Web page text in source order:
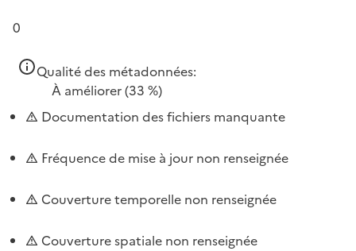
0
Qualité des métadonnées:
À améliorer(33 %)
Documentation des fichiers manquante
Fréquence de mise à jour non renseignée
Couverture temporelle non renseignée
Couverture spatiale non renseignée